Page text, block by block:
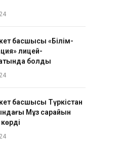
басшысы «Білім-
лицей-
болды
басшысы Түркістан
Мұз сарайын